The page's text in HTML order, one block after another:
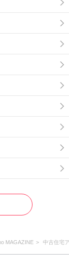
MAGAZINE 中古住宅